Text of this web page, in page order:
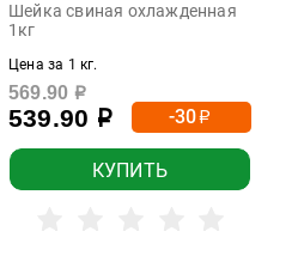
Шейка свиная охлажденная
1кг
Цена за 1 кг.
569.90 р
539.90 р -30р
КУПИТЬ